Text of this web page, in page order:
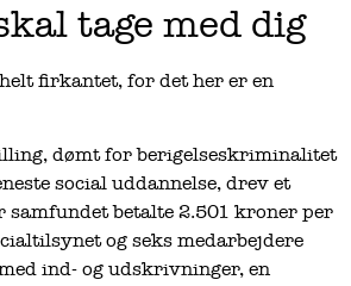
tage med dig
firkantet, for det her er en
dømt for berigelseskriminalitet
social uddannelse, drev et
samfundet betalte 2.501 kroner per
og seks medarbejdere
ind- og udskrivninger, en